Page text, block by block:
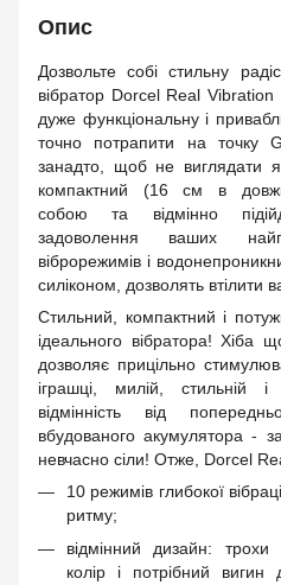
Опис
Дозвольте собі стильну
вібратор Dorcel Real
дуже функціональну і
точно потрапити на точку
занадто, щоб не виглядати
компактний (16 см в
собою та відмінно
задоволення ваших
віброрежимів і
силіконом, дозволять втілити
Стильний, компактний і
ідеального вібратора!
дозволяє прицільно
іграшці, милій, стильній і
відмінність від
вбудованого акумулятора -
невчасно сіли! Отже, Dorcel
10 режимів глибокої
ритму;
відмінний дизайн: трохи
колір і потрібний вигин